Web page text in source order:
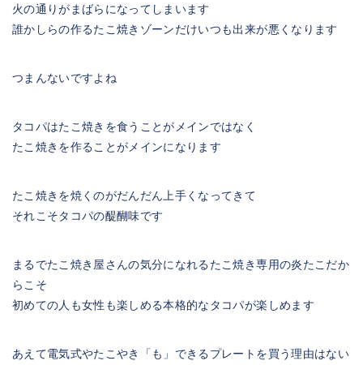
火の通りがまばらになってしまいます
誰かしらの作るたこ焼きゾーンだけいつも出来が悪くなります
つまんないですよね
タコパはたこ焼きを食うことがメインではなく
たこ焼きを作ることがメインになります
たこ焼きを焼くのがだんだん上手くなってきて
それこそタコパの醍醐味です
まるでたこ焼き屋さんの気分になれるたこ焼き専用の炎たこだか
らこそ
初めての人も女性も楽しめる本格的なタコパが楽しめます
あえて電気式やたこやき「も」できるプレートを買う理由はない